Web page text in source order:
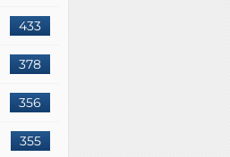
433
378
356
355